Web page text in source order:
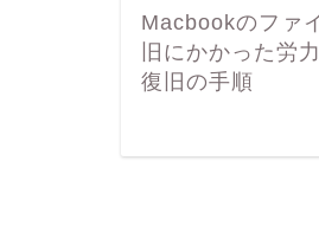
Macbookのファ
旧にかかった労
復旧の手順